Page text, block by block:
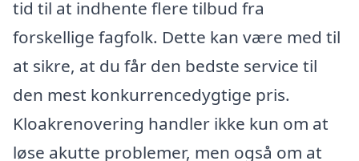
tid til at indhente flere tilbud fra
forskellige fagfolk. Dette kan være med til
at sikre, at du får den bedste service til
den mest konkurrencedygtige pris.
Kloakrenovering handler ikke kun om at
løse akutte problemer, men også om at